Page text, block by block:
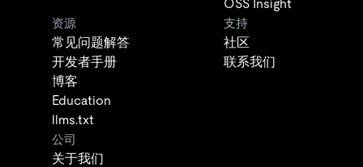
OSS Insight
资源
常见问题解答
开发者手册
博客
Education
llms.txt
支持
社区
联系我们
公司
关于我们